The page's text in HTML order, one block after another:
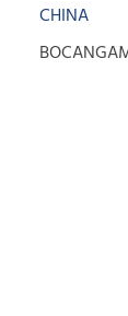
CHINA
reviews.